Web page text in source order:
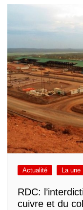
Actualité La une
RDC:
cuivre et du